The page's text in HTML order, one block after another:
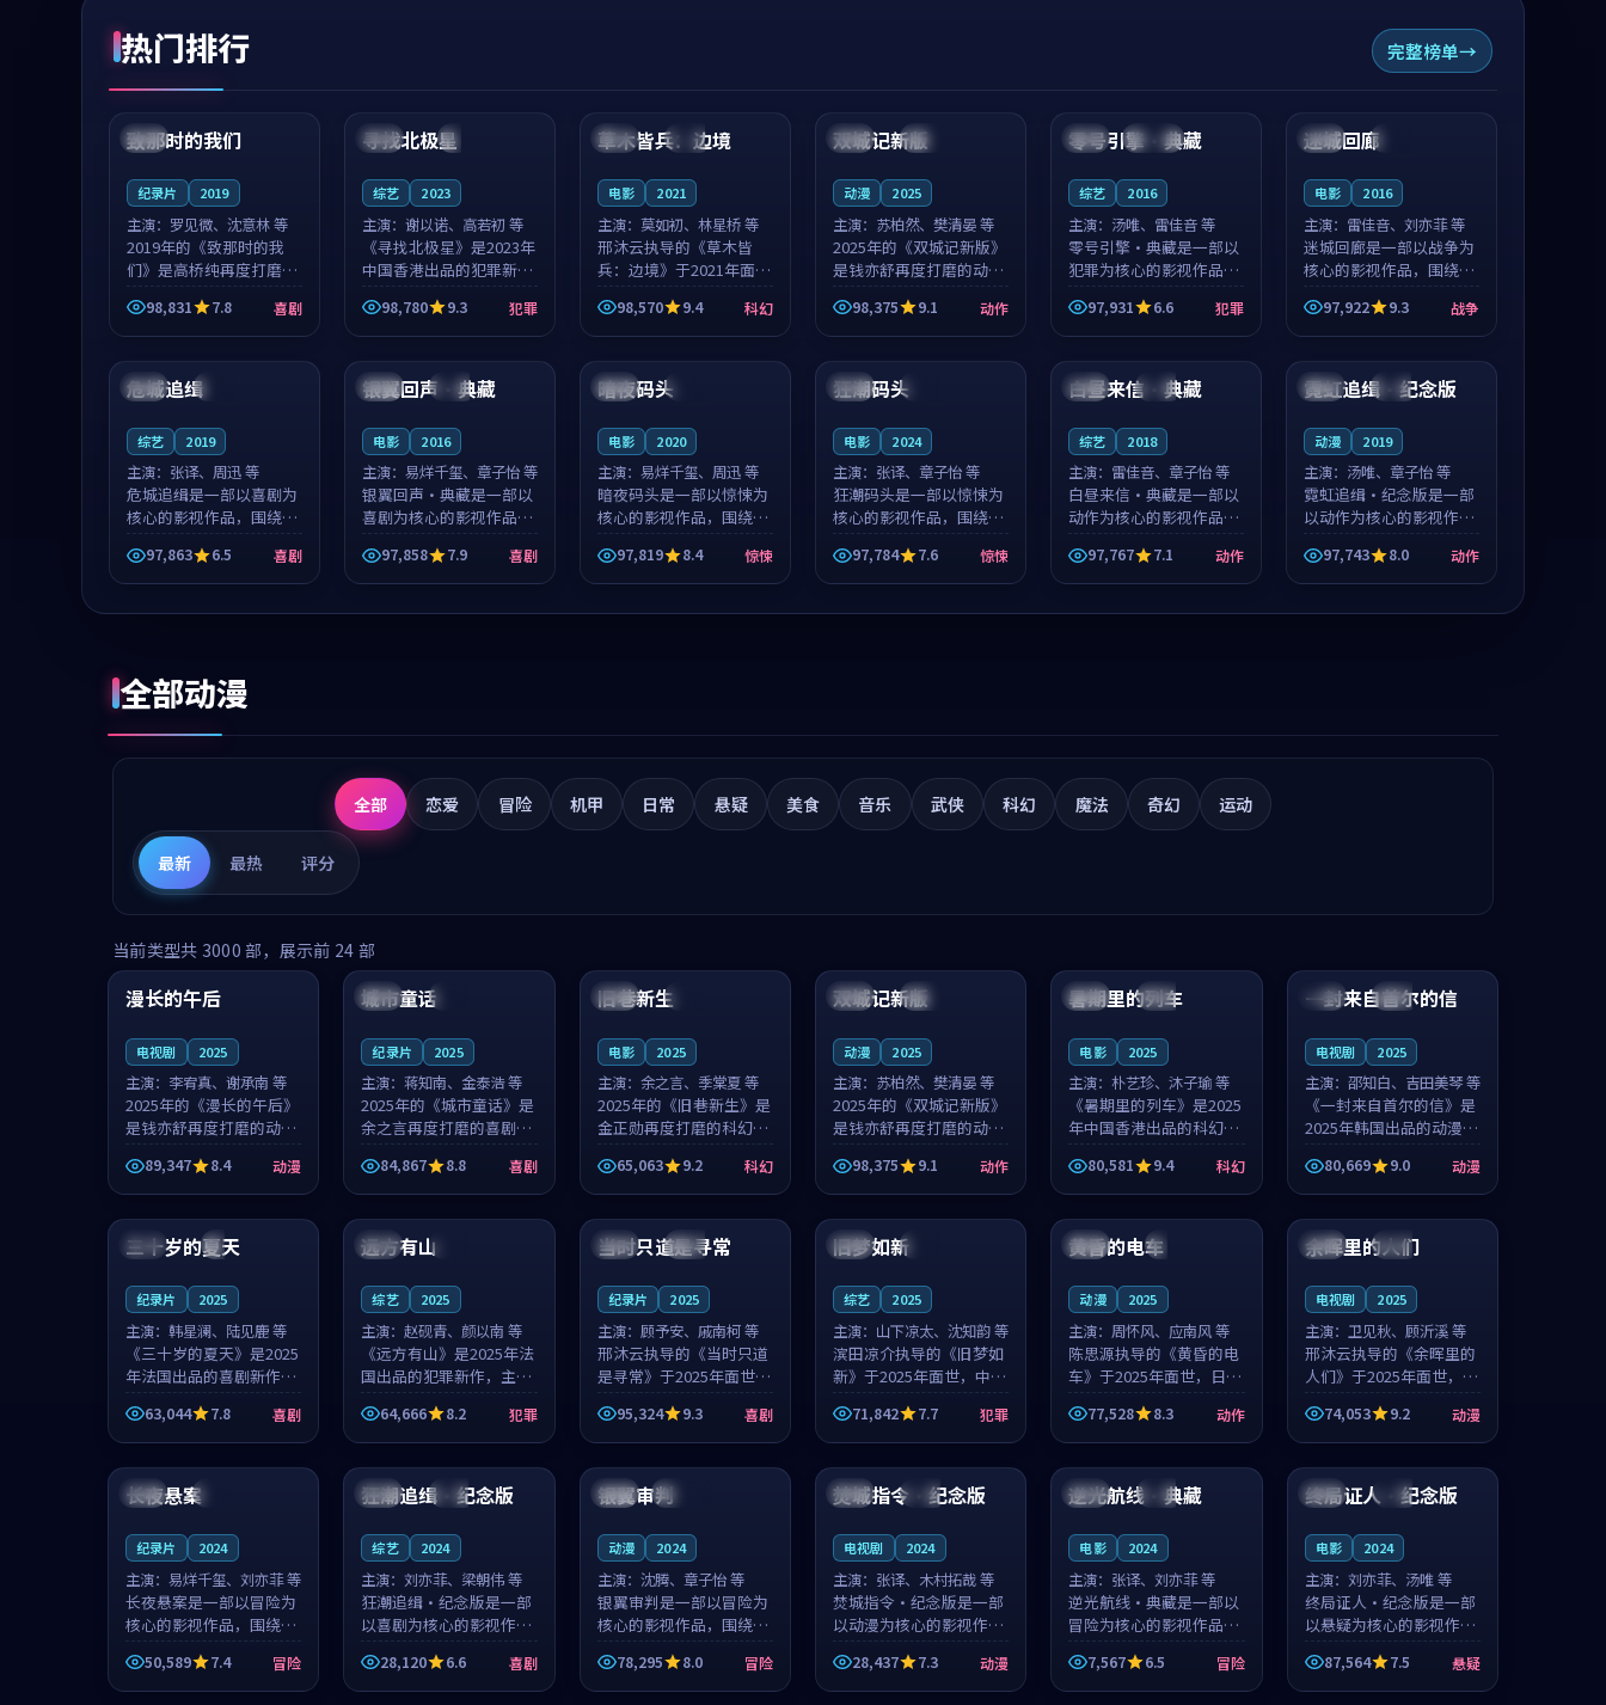
热门排行 完整榜单
中国 4K
99:22
致那时的我们
纪录片 2019
主演： 罗见微、沈意林 等
2019年的《致那时的我
们》是高桥纯再度打磨的
喜剧佳作。中国大陆的取
景与都市寓言的氛围相互
成就，罗见微与沈意林的
影片在悬念...
98,831 7.8 喜剧
中国 4K
99:18
寻找北极星
综艺 2023
主演： 谢以诺、高若初 等
《寻找北极星》是2023年
中国香港出品的犯罪新
作，主创团队希望用公路
冒险的故事让观众停下来
想一想。谢以诺领衔，高
柯的叙事节...
98,780 9.3 犯罪
泰国 独播
99:44
草木皆兵：边境
电影 2021
主演： 莫如初、林星桥 等
邢沐云执导的《草木皆
兵：边境》于2021年面
世，泰国的城市气质与校
园青春的人物心境共同构
筑了影片基调。莫如初、
整部科幻电影...
98,570 9.4 科幻
中国 独播
99:40
双城记新版
动漫 2025
主演： 苏柏然、樊清晏 等
2025年的《双城记新版》
是钱亦舒再度打磨的动作
佳作。中国大陆的取景与
沙漠探险的氛围相互成
就，苏柏然与樊清晏的对
片在悬念与...
98,375 9.1 动作
韩国 连载中
99:27
零号引擎·典藏
综艺 2016
主演： 汤唯、雷佳音 等
零号引擎·典藏是一部以
犯罪为核心的影视作品，
围绕危机、反转与人物成
长展开，整体节奏紧凑，
值得推荐观看。
97,931 6.6 犯罪
法国
99:02
迷城回廊
电影 2016
主演： 雷佳音、刘亦菲 等
迷城回廊是一部以战争为
核心的影视作品，围绕危
机、反转与人物成长展
开，整体节奏紧凑，值得
推荐观看。
97,922 9.3 战争
日本 独播
99:59
危城追缉
综艺 2019
主演： 张译、周迅 等
危城追缉是一部以喜剧为
核心的影视作品，围绕危
机、反转与人物成长展
开，整体节奏紧凑，值得
推荐观看。
97,863 6.5 喜剧
韩国 院线
98:59
银翼回声·典藏
电影 2016
主演： 易烊千玺、章子怡 等
银翼回声·典藏是一部以
喜剧为核心的影视作品，
围绕危机、反转与人物成
长展开，整体节奏紧凑，
值得推荐观看。
97,858 7.9 喜剧
中国
99:29
暗夜码头
电影 2020
主演： 易烊千玺、周迅 等
暗夜码头是一部以惊悚为
核心的影视作品，围绕危
机、反转与人物成长展
开，整体节奏紧凑，值得
推荐观看。
97,819 8.4 惊悚
日本
99:30
狂潮码头
电影 2024
主演： 张译、章子怡 等
狂潮码头是一部以惊悚为
核心的影视作品，围绕危
机、反转与人物成长展
开，整体节奏紧凑，值得
推荐观看。
97,784 7.6 惊悚
美国 院线
99:51
白昼来信·典藏
综艺 2018
主演： 雷佳音、章子怡 等
白昼来信·典藏是一部以
动作为核心的影视作品，
围绕危机、反转与人物成
长展开，整体节奏紧凑，
值得推荐观看。
97,767 7.1 动作
日本 杜比
96:58
霓虹追缉·纪念版
动漫 2019
主演： 汤唯、章子怡 等
霓虹追缉·纪念版是一部
以动作为核心的影视作
品，围绕危机、反转与人
物成长展开，整体节奏紧
凑，值得推荐观看。
97,743 8.0 动作
全部动漫
全部 恋爱 冒险 机甲 日常 悬疑 美食 音乐 武侠 科幻 魔法 奇幻 运动
最新 最热 评分
当前类型共 3000 部，展示前 24 部
中国 高分
99:16
漫长的午后
电视剧 2025
主演： 李宥真、谢承南 等
2025年的《漫长的午后》
是钱亦舒再度打磨的动漫
佳作。中国大陆的取景与
海岛日常的氛围相互成
就，李宥真与谢承南的对
手戏自然克制，让整部影
片在悬念与...
89,347 8.4 动漫
美国
城市童话
纪录片 2025
主演：蒋知南、金泰浩 等
2025年的《城市童话》是
余之言再度打磨的喜剧佳
作。美国的取景与历史战
争的氛围相互成就，蒋知
南与金泰浩的对手戏自然
克制，让整部影片在悬念
与温度之...
84,867 8.8 喜剧
英国
旧巷新生
电影 2025
主演： 余之言、季棠夏 等
2025年的《旧巷新生》是
金正勋再度打磨的科幻佳
作。英国的取景与雨夜物
语的氛围相互成就，余之
言与季棠夏的对手戏自然
克制，让整部影片在悬念
与温度之...
65,063 9.2 科幻
中国 独播
双城记新版
动漫 2025
主演： 苏柏然、樊清晏 等
2025年的《双城记新版》
是钱亦舒再度打磨的动作
佳作。中国大陆的取景与
沙漠探险的氛围相互成
就，苏柏然与樊清晏的对
手戏自然克制，让整部影
片在悬念与...
98,375 9.1 动作
中国 杜比
暑期里的列车
电影 2025
主演：朴艺珍、沐子瑜 等
《暑期里的列车》是2025
年中国香港出品的科幻新
作，主创团队希望用城市
夜归人的故事让观众停下
来想一想。朴艺珍领衔，
沐子瑜担任重要角色，郑
书延的叙...
80,581 9.4 科幻
韩国 热播
一封来自首尔的信
电视剧 2025
主演： 邵知白、吉田美琴 等
《一封来自首尔的信》是
2025年韩国出品的动漫新
作，主创团队希望用高考
往事的故事让观众停下来
想一想。邵知白领衔，吉
田美琴担任重要角色，谢
承南的叙...
80,669 9.0 动漫
法国 4K
99:12
三十岁的夏天
纪录片 2025
主演： 韩星澜、陆见鹿 等
《三十岁的夏天》是2025
年法国出品的喜剧新作，
主创团队希望用深夜电台
的故事让观众停下来想一
想。韩星澜领衔，陆见鹿
担任重要角色，山田纯一
的叙事节...
63,044 7.8 喜剧
法国
99:48
远方有山
综艺 2025
主演：赵砚青、颜以南 等
《远方有山》是2025年法
国出品的犯罪新作，主创
团队希望用高校追梦的故
事让观众停下来想一想。
赵砚青领衔，颜以南担任
重要角色，山田纯一的叙
事节奏一...
64,666 8.2 犯罪
泰国 杜比
99:32
当时只道是寻常
纪录片 2025
主演： 顾予安、戚南柯 等
邢沐云执导的《当时只道
是寻常》于2025年面世，
泰国的城市气质与母女情
深的人物心境共同构筑了
影片基调。顾予安、戚南
柯用细腻的表演撑起整部
喜剧电影...
95,324 9.3 喜剧
中国
99:08
旧梦如新
综艺 2025
主演： 山下凉太、沈知韵 等
滨田凉介执导的《旧梦如
新》于2025年面世，中国
台湾的城市气质与异国相
遇的人物心境共同构筑了
影片基调。山下凉太、沈
知韵用细腻的表演撑起整
部犯罪电...
71,842 7.7 犯罪
日本 4K
99:20
黄昏的电车
动漫 2025
主演：周怀风、应南风 等
陈思源执导的《黄昏的电
车》于2025年面世，日本
的城市气质与渔村故事的
人物心境共同构筑了影片
基调。周怀风、应南风用
细腻的表演撑起整部动作
电影，剧...
77,528 8.3 动作
泰国 完结
99:56
余晖里的人们
电视剧 2025
主演： 卫见秋、顾沂溪 等
邢沐云执导的《余晖里的
人们》于2025年面世，泰
国的城市气质与小镇生活
的人物心境共同构筑了影
片基调。卫见秋、顾沂溪
用细腻的表演撑起整部动
漫电影，...
74,053 9.2 动漫
美国
99:51
长夜悬案
纪录片 2024
主演： 易烊千玺、刘亦菲 等
长夜悬案是一部以冒险为
核心的影视作品，围绕危
机、反转与人物成长展
开，整体节奏紧凑，值得
推荐观看。
50,589 7.4 冒险
泰国 热播
99:03
狂潮追缉·纪念版
综艺 2024
主演：刘亦菲、梁朝伟 等
狂潮追缉·纪念版是一部
以喜剧为核心的影视作
品，围绕危机、反转与人
物成长展开，整体节奏紧
凑，值得推荐观看。
28,120 6.6 喜剧
中国 连载中
99:11
银翼审判
动漫 2024
主演： 沈腾、章子怡 等
银翼审判是一部以冒险为
核心的影视作品，围绕危
机、反转与人物成长展
开，整体节奏紧凑，值得
推荐观看。
78,295 8.0 冒险
法国 杜比
89:45
焚城指令·纪念版
电视剧 2024
主演： 张译、木村拓哉 等
焚城指令·纪念版是一部
以动漫为核心的影视作
品，围绕危机、反转与人
物成长展开，整体节奏紧
凑，值得推荐观看。
28,437 7.3 动漫
泰国 独播
97:13
逆光航线·典藏
电影 2024
主演： 张译、刘亦菲 等
逆光航线·典藏是一部以
冒险为核心的影视作品，
围绕危机、反转与人物成
长展开，整体节奏紧凑，
值得推荐观看。
7,567 6.5 冒险
美国 热播
99:26
终局证人·纪念版
电影 2024
主演： 刘亦菲、汤唯 等
终局证人·纪念版是一部
以悬疑为核心的影视作
品，围绕危机、反转与人
物成长展开，整体节奏紧
凑，值得推荐观看。
87,564 7.5 悬疑
99:13 99:48 96:46 99:41 99:51 97:45